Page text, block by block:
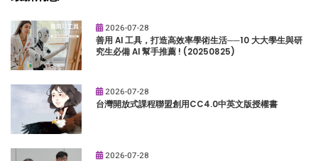
2026-07-28
善用 AI 工具，打造高效率學術生活──10 大大學生與研
究生必備 AI 幫手推薦 ! (20250825)
2026-07-28
台灣開放式課程聯盟創用CC4.0中英文版授權書
2026-07-28